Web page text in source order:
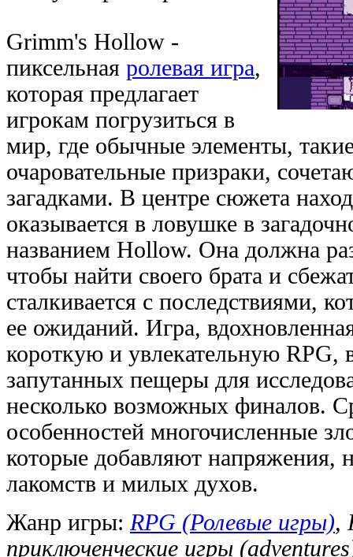
Grimm's Hollow -
пиксельная ролевая игра,
которая предлагает
игрокам погрузиться в
мир, где обычные элементы,
очаровательные призраки,
загадками. В центре сюжета
оказывается в ловушке в
названием Hollow. Она должна
чтобы найти своего брата и
сталкивается с последствиями,
ее ожиданий. Игра,
короткую и увлекательную RPG,
запутанных пещеры для
несколько возможных финалов.
особенностей многочисленные
которые добавляют напряжения,
лакомств и милых духов.
Жанр игры: RPG (Ролевые игры),
приключенческие игры